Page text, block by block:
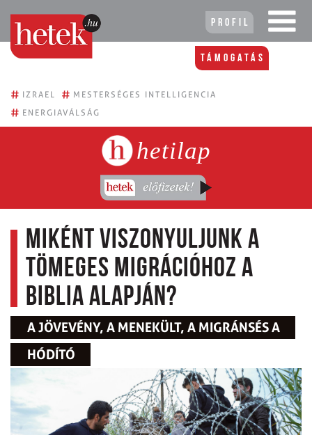
Profil
Támogatás
# IZRAEL # MESTERSÉGES INTELLIGENCIA
# ENERGIAVÁLSÁG
hetilap
Miként viszonyuljunk a
tömeges migrációhoz a
biblia alapján?
A JÖVEVÉNY, A MENEKÜLT, A MIGRÁNSÉS A
HÓDÍTÓ